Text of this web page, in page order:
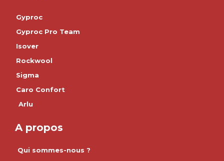
Gyproc
Gyproc Pro Team
Isover
Rockwool
Sigma
Caro Confort
Arlu
A propos
Qui sommes-nous ?